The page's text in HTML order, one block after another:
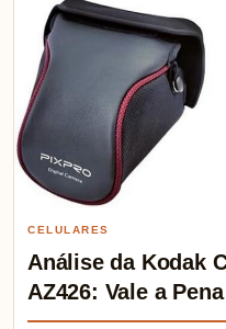
CELULARES
Análise da Kodak
AZ426: Vale a